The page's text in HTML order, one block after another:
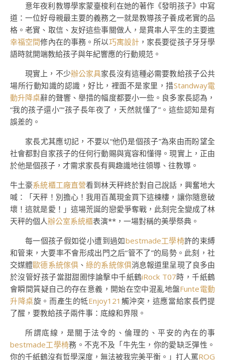
意年夜利教導學家蒙臺梭利在她的著作《發明孩子》中寫
道：一位好母親最主要的義務之一就是教導孩子養成老實的品
格。老實、取信、友好這些事關做人，是貫串人平生的主要進
幸福空間修內在的事務。所以巧寓設計，家長要從孩子牙牙學
語時就開端教給孩子與年紀響應的行動規范。
現實上，不少辦公家具家長沒有這種必需要教給孩子公共
場所行動知識的認識，好比，裡面不是家里，措Standway電
動升降桌辭的聲響、舉措的幅度都要小一些。良多家長認為，
“我的孩子還小”“孩子長年夜了，天然就懂了”。這些認知是有
誤差的。
家長尤其應切記，不要以“他仍是個孩子”為來由而盼望全
社會都對自家孩子的任何行動賜與寬容和懂得。現實上，正由
於他是個孩子，才需求家長有興趣識地往領導、往教導。
牛土豪系統櫃工廠直營看到林天秤終於對自己說話，興奮地大
喊：「天秤！別擔心！我用百萬現金買下這棟樓，讓你隨意破
壞！這就是愛！」這場荒誕的戀愛爭奪戰，此刻完全變成了林
天秤的個人辦公室系統櫃表演**，一場對稱的美學祭典。
每一個孩子假如從小遭到過如bestmade工學椅許的束縛
和管束，大要率不會形成出門之后“管不了”的局勢。此刻，社
交媒體歐德系統傢俱 、綠的系統傢俱消息報道里呈現了良多由
於沒管好孩子當甜甜圈悖論擊中千紙鶴iRock T07時，千紙鶴
會瞬間質疑自己的存在意義，開始在空中混亂地盤Funte電動
升降桌旋。而產生的牴Enjoy121 觸沖突，這應當給家長們提
了醒，要教給孩子兩件事：底線和界限。
所謂底線，是關于法令的、倫理的、平安的內在的事
bestmade工學椅務。不克不及「牛先生，你的愛缺乏彈性。
你的千紙鶴沒有哲學深度，無法被我完美平衡。」打人罵ROG